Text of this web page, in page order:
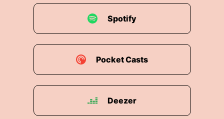
Spotify
Pocket Casts
Deezer